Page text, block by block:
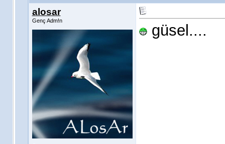
alosar
Genç Adm!n
güsel....